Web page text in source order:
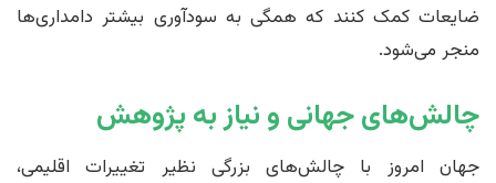
ضایعات کمک کنند که همگی به سودآوری بیشتر دامداری‌ها
منجر می‌شود.
چالش‌های جهانی و نیاز به پژوهش
جهان امروز با چالش‌های بزرگی نظیر تغییرات اقلیمی،